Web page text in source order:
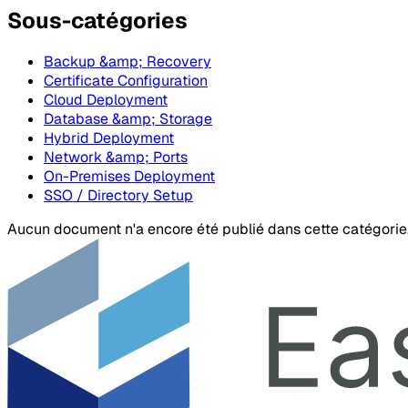
Sous-catégories
Backup &amp; Recovery
Certificate Configuration
Cloud Deployment
Database &amp; Storage
Hybrid Deployment
Network &amp; Ports
On-Premises Deployment
SSO / Directory Setup
Aucun document n'a encore été publié dans cette